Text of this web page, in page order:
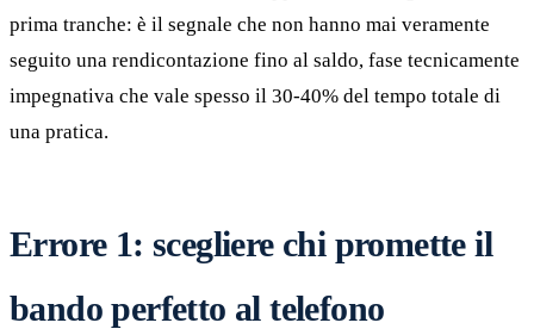
prima tranche: è il segnale che non hanno mai veramente
seguito una rendicontazione fino al saldo, fase tecnicamente
impegnativa che vale spesso il 30-40% del tempo totale di
una pratica.
Errore 1: scegliere chi promette il
bando perfetto al telefono